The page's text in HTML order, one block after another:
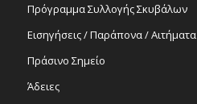
Πρόγραμμα Συλλογής Σκυβάλων
Εισηγήσεις / Παράπονα / Αιτήματα
Πράσινο Σημείο
Άδειες